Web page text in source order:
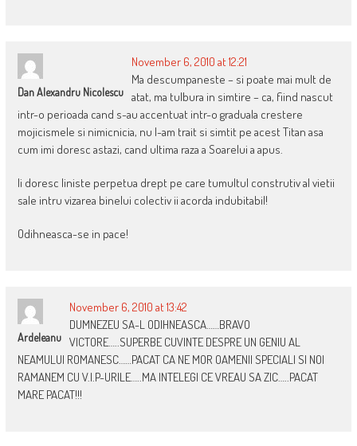
Dan Alexandru Nicolescu
November 6, 2010 at 12:21
Ma descumpaneste – si poate mai mult de
atat, ma tulbura in simtire – ca, fiind nascut
intr-o perioada cand s-au accentuat intr-o graduala crestere
mojicismele si nimicnicia, nu l-am trait si simtit pe acest Titan asa
cum imi doresc astazi, cand ultima raza a Soarelui a apus.
Ii doresc liniste perpetua drept pe care tumultul construtiv al vietii
sale intru vizarea binelui colectiv ii acorda indubitabil!
Odihneasca-se in pace!
Ardeleanu
November 6, 2010 at 13:42
DUMNEZEU SA-L ODIHNEASCA……BRAVO
VICTORE…..SUPERBE CUVINTE DESPRE UN GENIU AL
NEAMULUI ROMANESC……PACAT CA NE MOR OAMENII SPECIALI SI NOI
RAMANEM CU V.I.P-URILE…..MA INTELEGI CE VREAU SA ZIC…..PACAT
MARE PACAT!!!